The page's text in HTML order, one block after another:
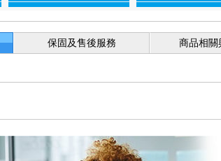
保固及售後服務 商品相關